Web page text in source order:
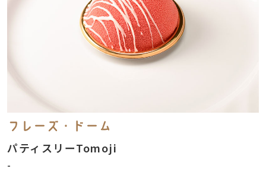
フレーズ・ドーム
パティスリーTomoji
-